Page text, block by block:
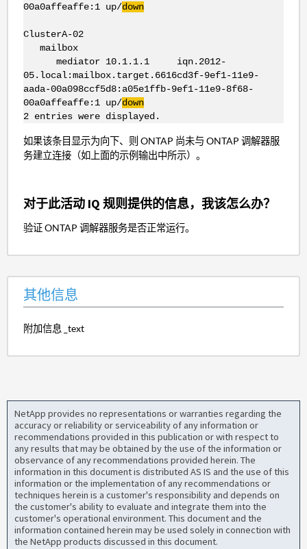
00a0affeaffe:1 up/down
ClusterA-02
mailbox
mediator 10.1.1.1 iqn.2012-
05.local:mailbox.target.6616cd3f-9ef1-11e9-
aada-00a098ccf5d8:a05e1ffb-9ef1-11e9-8f68-
00a0affeaffe:1 up/down
2 entries were displayed.
如果该条目显示为向下、则 ONTAP 尚未与 ONTAP 调解器服
务建立连接（如上面的示例输出中所示）。
对于此活动 IQ 规则提供的信息，我该怎么办？
验证 ONTAP 调解器服务是否正常运行。
其他信息
附加信息 _text
NetApp provides no representations or warranties regarding the
accuracy or reliability or serviceability of any information or
recommendations provided in this publication or with respect to
any results that may be obtained by the use of the information or
observance of any recommendations provided herein. The
information in this document is distributed AS IS and the use of this
information or the implementation of any recommendations or
techniques herein is a customer's responsibility and depends on
the customer's ability to evaluate and integrate them into the
customer's operational environment. This document and the
information contained herein may be used solely in connection with
the NetApp products discussed in this document.